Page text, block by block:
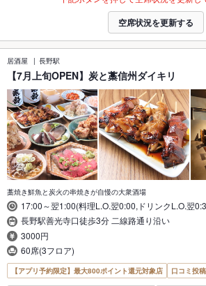
空席状況を更新する
居酒屋 長野駅
【7月上旬OPEN】炭と藁信州ダイキリ
藁焼き鮮魚と炭火の串焼きが自慢の大衆酒場
17:00～翌1:00(料理L.O.翌0:00,ドリンクL.O.翌
長野駅善光寺口徒歩3分 二線路通り沿い
3000円
60席(3フロア)
【アプリ予約限定】最大800ポイント還元対象店 口コミ投